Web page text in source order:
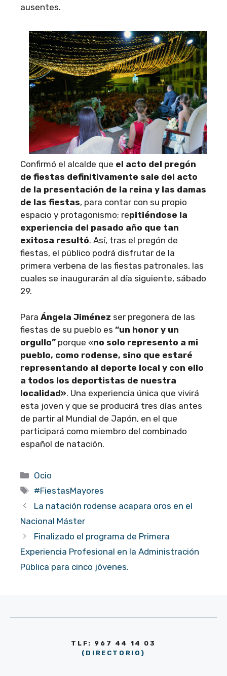
ausentes.
Confirmó el alcalde que el acto del pregón
de fiestas definitivamente sale del acto
de la presentación de la reina y las damas
de las fiestas, para contar con su propio
espacio y protagonismo; repitiéndose la
experiencia del pasado año que tan
exitosa resultó. Así, tras el pregón de
fiestas, el público podrá disfrutar de la
primera verbena de las fiestas patronales, las
cuales se inaugurarán al día siguiente, sábado
29.
Para Ángela Jiménez ser pregonera de las
fiestas de su pueblo es “un honor y un
orgullo” porque «no solo represento a mi
pueblo, como rodense, sino que estaré
representando al deporte local y con ello
a todos los deportistas de nuestra
localidad». Una experiencia única que vivirá
esta joven y que se producirá tres días antes
de partir al Mundial de Japón, en el que
participará como miembro del combinado
español de natación.
Categorías
Ocio
Etiquetas
#FiestasMayores
La natación rodense acapara oros en el
Nacional Máster
Finalizado el programa de Primera
Experiencia Profesional en la Administración
Pública para cinco jóvenes.
TLF: 967 44 14 03
(DIRECTORIO)